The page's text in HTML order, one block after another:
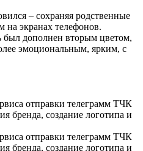
– сохраняя родственные
на экранах телефонов.
дополнен вторым цветом,
эмоциональным, ярким, с